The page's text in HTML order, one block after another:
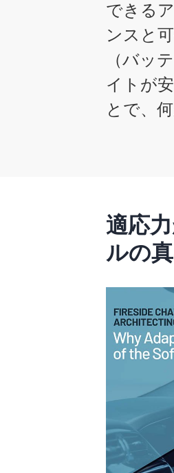
できる
ンスと
（バッ
イトが
とで、
適応
ルの